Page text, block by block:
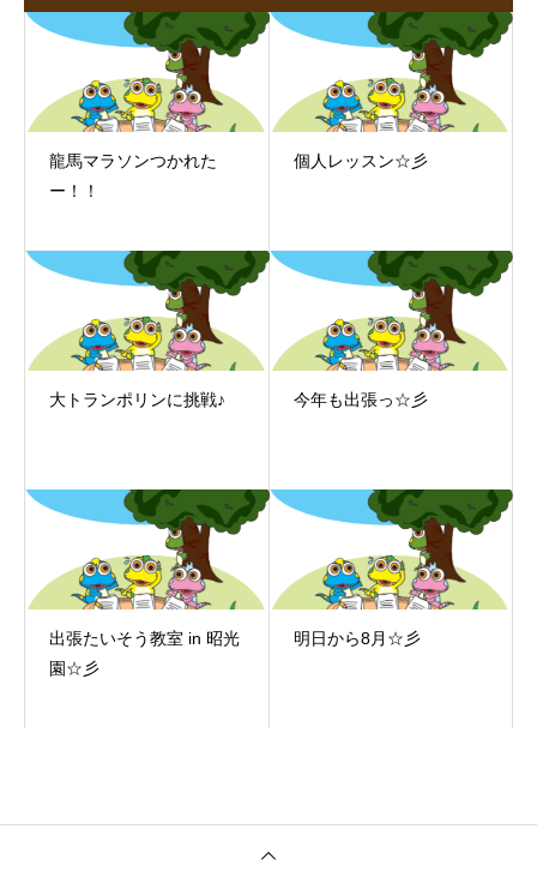
龍馬マラソンつかれた
ー！！
個人レッスン☆彡
大トランポリンに挑戦♪ 今年も出張っ☆彡
出張たいそう教室 in 昭光
園☆彡
明日から8月☆彡